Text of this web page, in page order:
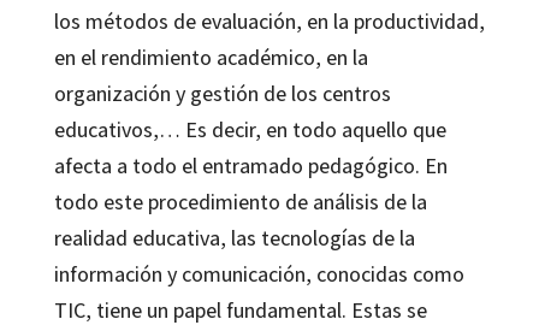
los métodos de evaluación, en la productividad,
en el rendimiento académico, en la
organización y gestión de los centros
educativos,… Es decir, en todo aquello que
afecta a todo el entramado pedagógico. En
todo este procedimiento de análisis de la
realidad educativa, las tecnologías de la
información y comunicación, conocidas como
TIC, tiene un papel fundamental. Estas se